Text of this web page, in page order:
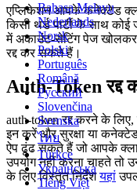
Bahasa Melayu
Nederlands
Norsk
Polski
Português
Română
Русский
Slovenčina
Svenska
ไทย
Türkçe
Українська
Tiếng Việt
एप्लिकेशन आपके कनेक्टेड
किसी थर्ड पार्टी के साथ
में अकाउंट-सेटिंग पेज
रद्द कर सकते हैं।
Auth-Token रद्द
auth-token रद्द करने के
इन करें और सुरक्षा या
ऐप ढूंढ सकते हैं जो आपके
उपयोग नहीं करना चाहते
के लिए विस्तृत निर्देशयहां